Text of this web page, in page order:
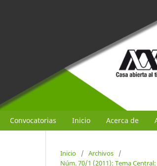
Convocatorias Inicio Acerca de
Inicio / Archivos
/
Núm. 70/1 (2011): Tema